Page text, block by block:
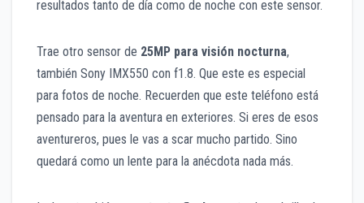
resultados tanto de día como de noche con este sensor.
Trae otro sensor de 25MP para visión nocturna,
también Sony IMX550 con f1.8. Que este es especial
para fotos de noche. Recuerden que este teléfono está
pensado para la aventura en exteriores. Si eres de esos
aventureros, pues le vas a scar mucho partido. Sino
quedará como un lente para la anécdota nada más.